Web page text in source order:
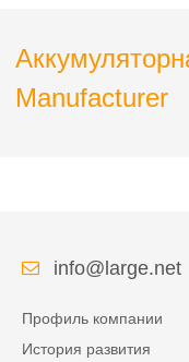
Manufacturer
info@large.net
Профиль компании
История развития